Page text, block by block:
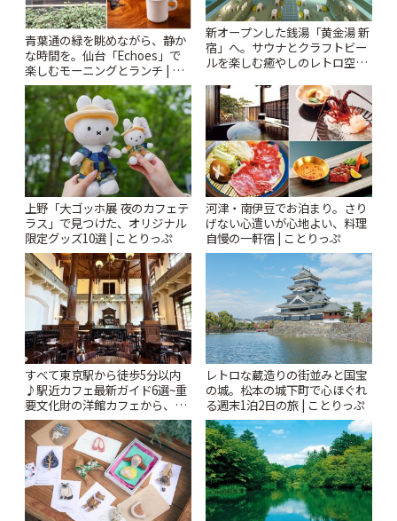
青葉通の緑を眺めながら、静か
な時間を。仙台「Echoes」で
楽しむモーニングとランチ | こ
とりっぷ
新オープンした銭湯「黄金湯 新
宿」へ。サウナとクラフトビー
ルを楽しむ癒やしのレトロ空間
上野「大ゴッホ展 夜のカフェテ
ラス」で見つけた、オリジナル
限定グッズ10選 | ことりっぷ
河津・南伊豆でお泊まり。さり
げない心遣いが心地よい、料理
自慢の一軒宿 | ことりっぷ
すべて東京駅から徒歩5分以内
♪駅近カフェ最新ガイド6選~重
要文化財の洋館カフェから、改
札すぐのレトロ喫茶まで~ | こと
りっぷ
レトロな蔵造りの街並みと国宝
の城。松本の城下町で心ほぐれ
る週末1泊2日の旅 | ことりっぷ